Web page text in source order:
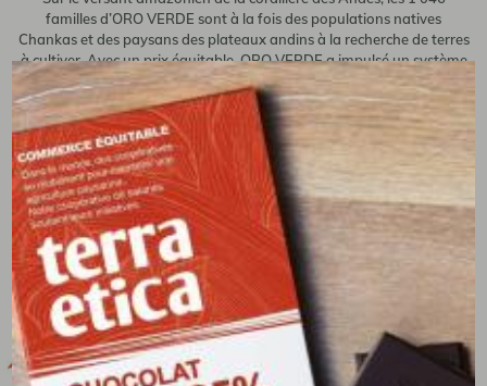
familles d’ORO VERDE sont à la fois des populations natives
Chankas et des paysans des plateaux andins à la recherche de terres
à cultiver. Avec un prix équitable, ORO VERDE a impulsé un système
agrécologique. Ils participent à une biodiversité amazonienne
préservée.
en savoir +